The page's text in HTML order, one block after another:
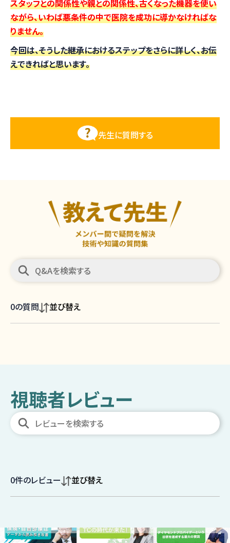
スタッフとの関係性や親との関係性、古くなった機器を使い
ながら、いわば悪条件の中で医院を成功に導かなければな
りません。
今回は、そうした継承におけるステップをさらに詳しく、お伝
えできればと思います。
先生に質問する
0の質問 並び替え
視聴者レビュー
0件のレビュー 並び替え